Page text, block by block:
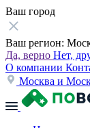
Ваш город
Ваш регион:
Да, верно Нет,
О компании
Москва и